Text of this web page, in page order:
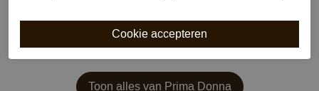
Toon alles van Prima Donna